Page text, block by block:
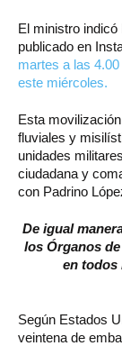
El ministro
publicado en
martes a las
este miércoles.
Esta
fluviales y
unidades
ciudadana y
con Padrino
De igual
los Órganos
en todos
Según Estados
veintena de